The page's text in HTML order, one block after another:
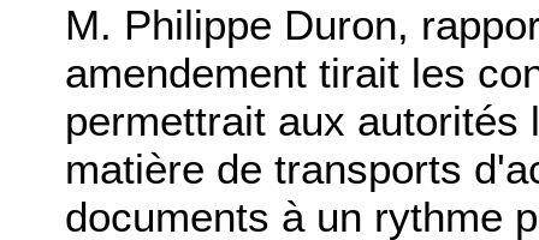
M. Philippe Duron,
amendement tirait les
permettrait aux autorités
matière de transports
documents à un rythme